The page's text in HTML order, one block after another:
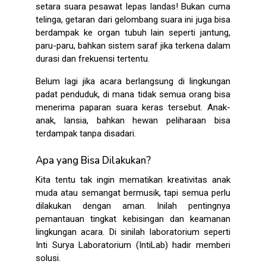
setara suara pesawat lepas landas! Bukan cuma
telinga, getaran dari gelombang suara ini juga bisa
berdampak ke organ tubuh lain seperti jantung,
paru-paru, bahkan sistem saraf jika terkena dalam
durasi dan frekuensi tertentu.
Belum lagi jika acara berlangsung di lingkungan
padat penduduk, di mana tidak semua orang bisa
menerima paparan suara keras tersebut. Anak-
anak, lansia, bahkan hewan peliharaan bisa
terdampak tanpa disadari.
Apa yang Bisa Dilakukan?
Kita tentu tak ingin mematikan kreativitas anak
muda atau semangat bermusik, tapi semua perlu
dilakukan dengan aman. Inilah pentingnya
pemantauan tingkat kebisingan dan keamanan
lingkungan acara. Di sinilah laboratorium seperti
Inti Surya Laboratorium (IntiLab) hadir memberi
solusi.